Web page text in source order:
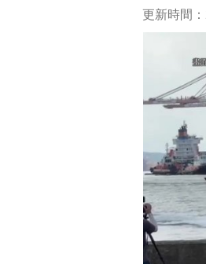
更新時間